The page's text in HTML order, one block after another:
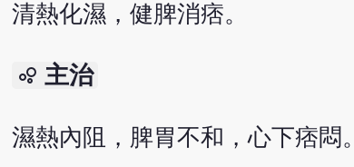
清熱化濕，健脾消痞。
bubble_chart 主治
濕熱內阻，脾胃不和，心下痞悶。